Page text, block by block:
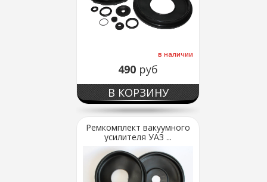
в наличии
490 руб
В КОРЗИНУ
Ремкомплект вакуумного
усилителя УАЗ ...